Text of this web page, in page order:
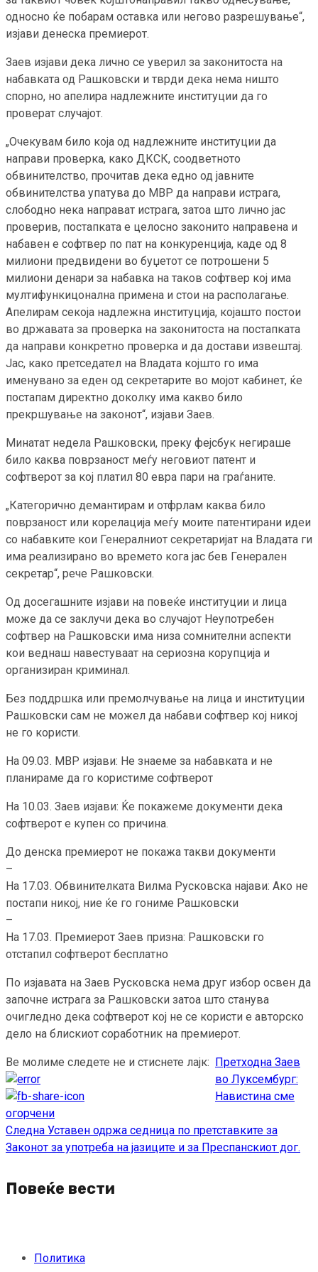
односно ќе побарам оставка или негово разрешување“,
изјави денеска премиерот.
Заев изјави дека лично се уверил за законитоста на
набавката од Рашковски и тврди дека нема ништо
спорно, но апелира надлежните институции да го
проверат случајот.
„Очекувам било која од надлежните институции да
направи проверка, како ДКСК, соодветното
обвинителство, прочитав дека едно од јавните
обвинителства упатува до МВР да направи истрага,
слободно нека направат истрага, затоа што лично јас
проверив, постапката е целосно законито направена и
набавен е софтвер по пат на конкуренција, каде од 8
милиони предвидени во буџетот се потрошени 5
милиони денари за набавка на таков софтвер кој има
мултифункицонална примена и стои на располагање.
Апелирам секоја надлежна институција, којашто постои
во државата за проверка на законитоста на постапката
да направи конкретно проверка и да достави извештај.
Јас, како претседател на Владата којшто го има
именувано за еден од секретарите во мојот кабинет, ќе
постапам директно доколку има какво било
прекршување на законот“, изјави Заев.
Минатат недела Рашковски, преку фејсбук негираше
било каква поврзаност меѓу неговиот патент и
софтверот за кој платил 80 евра пари на граѓаните.
„Категорично демантирам и отфрлам каква било
поврзаност или корелација меѓу моите патентирани идеи
со набавките кои Генералниот секретаријат на Владата ги
има реализирано во времето кога јас бев Генерален
секретар“, рече Рашковски.
Од досегашните изјави на повеќе институции и лица
може да се заклучи дека во случајот Неупотребен
софтвер на Рашковски има низа сомнителни аспекти
кои веднаш навестуваат на сериозна корупција и
организиран криминал.
Без поддршка или премолчување на лица и институции
Рашковски сам не можел да набави софтвер кој никој
не го користи.
На 09.03. МВР изјави: Не знаеме за набавката и не
планираме да го користиме софтверот
На 10.03. Заев изјави: Ќе покажеме документи дека
софтверот е купен со причина.
До денска премиерот не покажа такви документи
–
На 17.03. Обвинителката Вилма Русковска најави: Ако не
постапи никој, ние ќе го гониме Рашковски
–
На 17.03. Премиерот Заев призна: Рашковски го
отстапил софтверот бесплатно
По изјавата на Заев Русковска нема друг избор освен да
започне истрага за Рашковски затоа што станува
очигледно дека софтверот кој не се користи е авторско
дело на блискиот соработник на премиерот.
Ве молиме следете не и стиснете лајк:
Continue
Reading
Претходна Заев
во Луксембург:
Навистина сме
огорчени
Следна Уставен одржа седница по претставките за
Законот за употреба на јазиците и за Преспанскиот дог.
Повеќе вести
Политика